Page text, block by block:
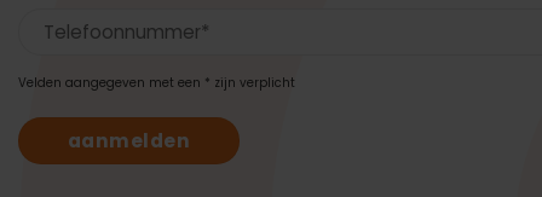
Velden aangegeven met een * zijn verplicht